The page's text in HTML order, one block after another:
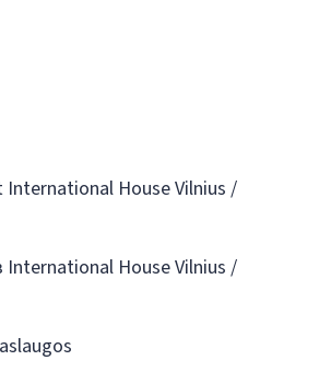
House Vilnius /
International House Vilnius /